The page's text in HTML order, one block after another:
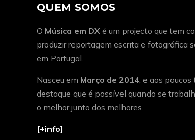
QUEM SOMOS
O Música em DX é um projecto que tem
produzir reportagem escrita e fotográfica
em Portugal.
Nasceu em Março de 2014 , e aos
destaque que é possível quando se
o melhor junto dos melhores.
[+info]